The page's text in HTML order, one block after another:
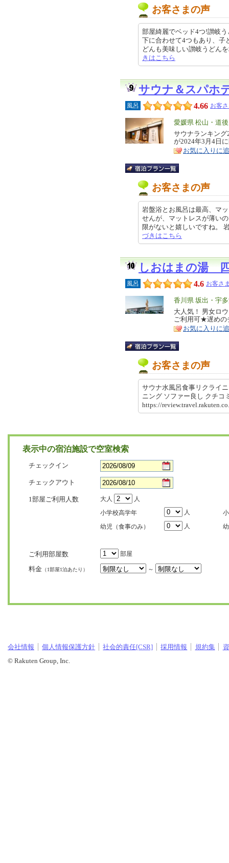
お客さまの声
部屋綺麗でベッド4つ!讃岐
下に合わせて4つもあり、子
どんも美味しい讃岐うどん
きはこちら
サウナ＆スパ
風呂 4.66 お客
エ
リ
ア
愛媛県 松山・道後
特
徴
サウナランキン
が2024年3月4日
お気に入りに
お客さまの声
岩盤浴とお風呂は最高、マ
せんが、マットレスが薄い
限がないと嬉しいですね。
づきはこちら
しおはまの湯
風呂 4.6 お客さ
エ
リ
ア
香川県 坂出・宇
特
徴
大人気！ 男女ロ
ご利用可★遅めの
お気に入りに
お客さまの声
サウナ水風呂食事リクライ
ニング ソファー良し クチ
https://
表示中の宿泊施設で空室検索
チェックイン
チェックアウト
1部屋ご利用人数 大人
人
小学校高学年
人
幼児（食事のみ）
人
ご利用部屋数 部屋
料金 （1部屋1泊あたり） ～
会社情報 個人情報保護方針 社会的責任[CSR] 採用情報 規約集
© Rakuten Group, Inc.